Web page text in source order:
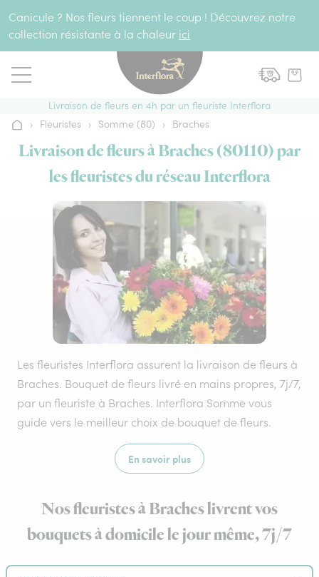
Canicule ? Nos fleurs tiennent le coup ! Découvrez notre
collection résistante à la chaleur ici
Livraison de fleurs en 4h par un fleuriste Interflora
Accueil
› Fleuristes › Somme (80) › Braches
Livraison de fleurs à Braches (80110) par
les fleuristes du réseau Interflora
Les fleuristes Interflora assurent la livraison de fleurs à
Braches. Bouquet de fleurs livré en mains propres, 7j/7,
par un fleuriste à Braches. Interflora Somme vous
guide vers le meilleur choix de bouquet de fleurs.
En savoir plus
Nos fleuristes à Braches livrent vos
bouquets à domicile le jour même, 7j/7